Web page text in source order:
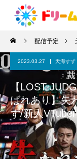
配信予定
2023.03.27 天海すず
【LOST
ばれあり】失
ず/新人